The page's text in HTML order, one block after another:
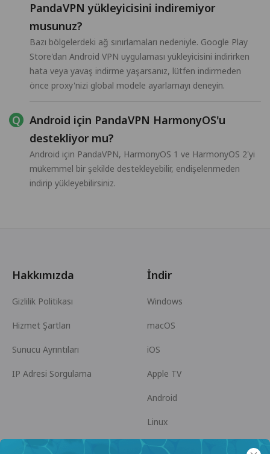
PandaVPN yükleyicisini indiremiyor
musunuz?
Bazı bölgelerdeki ağ sınırlamaları nedeniyle. Google Play
Store'dan Android VPN uygulaması yükleyicisini indirirken
hata veya yavaş indirme yaşarsanız, lütfen indirmeden
önce proxy'nizi global modele ayarlamayı deneyin.
Android için PandaVPN HarmonyOS'u
destekliyor mu?
Android için PandaVPN, HarmonyOS 1 ve HarmonyOS 2'yi
mükemmel bir şekilde destekleyebilir, endişelenmeden
indirip yükleyebilirsiniz.
Hakkımızda
Gizlilik Politikası
Hizmet Şartları
Sunucu Ayrıntıları
IP Adresi Sorgulama
İndir
Windows
macOS
iOS
Apple TV
Android
Linux
Android TV